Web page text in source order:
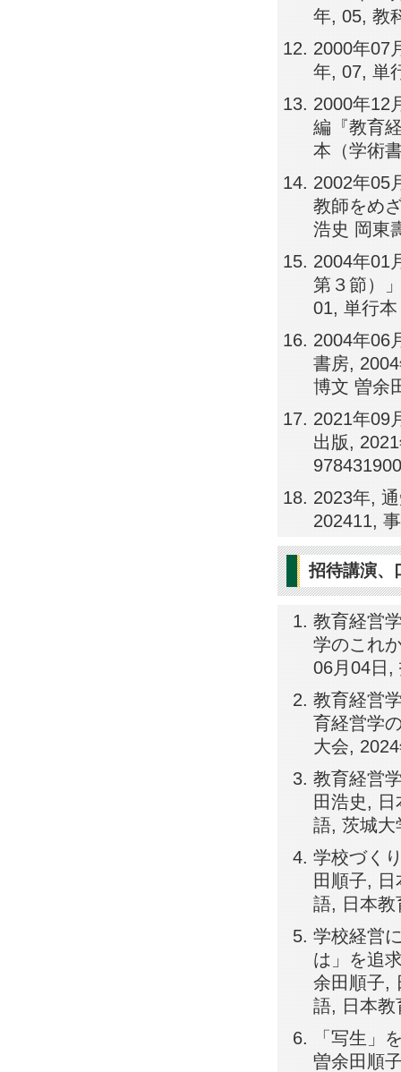
年, 05, 教
2000年07
年, 07, 単
2000年12
編『教育
本（学術
2002年05
教師をめ
浩史 岡東
2004年01
第３節）
01, 単行
2004年06
書房,
博文 曽
2021年09
出版,
2023年,
202411,
招待講演、
教育経営
学のこれ
06月04日,
教育経営
育経営学
大会,
教育経営
田浩史,
語, 茨城大
学校づく
田順子,
語, 日本教
学校経営
は」を追
余田順子,
語, 日本教
「写生」
曽余田順